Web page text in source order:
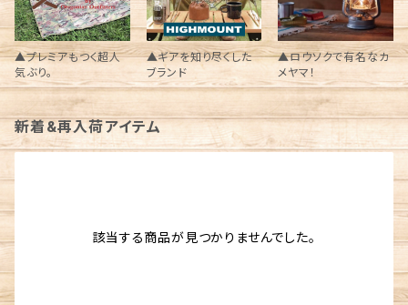
▲プレミアもつく超人
気ぶり。
▲ギアを知り尽くした
ブランド
▲ロウソクで有名なカ
メヤマ！
新着&再入荷アイテム
該当する商品が見つかりませんでした。